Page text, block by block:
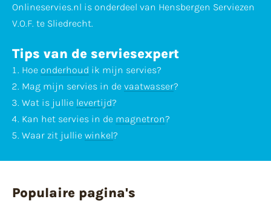
Onlineservies.nl is onderdeel van Hensbergen Serviezen
V.O.F. te Sliedrecht.
Tips van de serviesexpert
Hoe onderhoud ik mijn servies?
Mag mijn servies in de vaatwasser?
Wat is jullie levertijd?
Kan het servies in de magnetron?
Waar zit jullie winkel?
Populaire pagina's